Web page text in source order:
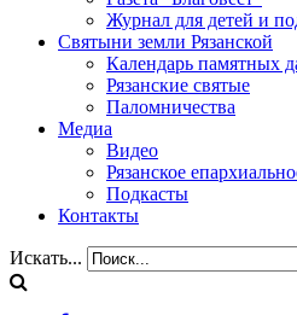
Журнал для детей и
Святыни земли Рязанской
Календарь памятных
Рязанские святые
Паломничества
Медиа
Видео
Рязанское
Подкасты
Контакты
Искать...